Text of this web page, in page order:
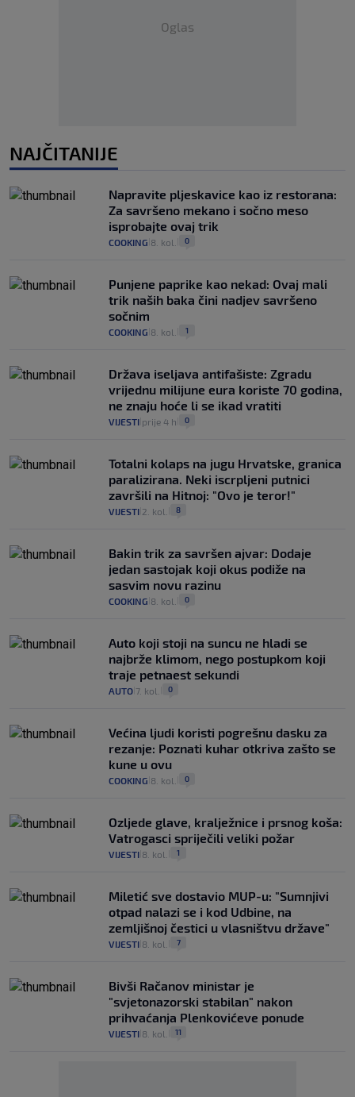
Oglas
NAJČITANIJE
Napravite pljeskavice kao iz restorana:
Za savršeno mekano i sočno meso
isprobajte ovaj trik
COOKING 8. kol. 0
Punjene paprike kao nekad: Ovaj mali
trik naših baka čini nadjev savršeno
sočnim
COOKING 8. kol. 1
Država iseljava antifašiste: Zgradu
vrijednu milijune eura koriste 70 godina,
ne znaju hoće li se ikad vratiti
VIJESTI prije 4 h 0
Totalni kolaps na jugu Hrvatske, granica
paralizirana. Neki iscrpljeni putnici
završili na Hitnoj: "Ovo je teror!"
VIJESTI 2. kol. 8
Bakin trik za savršen ajvar: Dodaje
jedan sastojak koji okus podiže na
sasvim novu razinu
COOKING 8. kol. 0
Auto koji stoji na suncu ne hladi se
najbrže klimom, nego postupkom koji
traje petnaest sekundi
AUTO 7. kol. 0
Većina ljudi koristi pogrešnu dasku za
rezanje: Poznati kuhar otkriva zašto se
kune u ovu
COOKING 8. kol. 0
Ozljede glave, kralježnice i prsnog koša:
Vatrogasci spriječili veliki požar
VIJESTI 8. kol. 1
Miletić sve dostavio MUP-u: "Sumnjivi
otpad nalazi se i kod Udbine, na
zemljišnoj čestici u vlasništvu države"
VIJESTI 8. kol. 7
Bivši Račanov ministar je
"svjetonazorski stabilan" nakon
prihvaćanja Plenkovićeve ponude
VIJESTI 8. kol. 11